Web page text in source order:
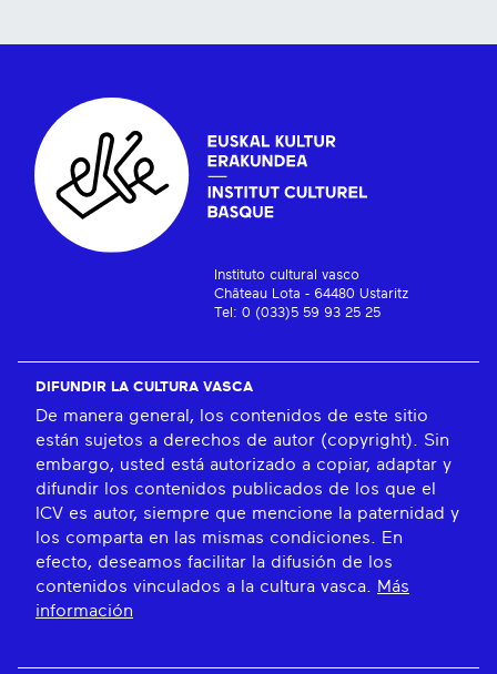
Instituto cultural vasco
Château Lota - 64480 Ustaritz
Tel: 0 (033)5 59 93 25 25
DIFUNDIR LA CULTURA VASCA
De manera general, los contenidos de este sitio
están sujetos a derechos de autor (copyright). Sin
embargo, usted está autorizado a copiar, adaptar y
difundir los contenidos publicados de los que el
ICV es autor, siempre que mencione la paternidad y
los comparta en las mismas condiciones. En
efecto, deseamos facilitar la difusión de los
contenidos vinculados a la cultura vasca. Más
información